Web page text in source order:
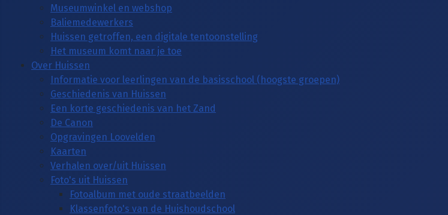
Museumwinkel en webshop
Baliemedewerkers
Huissen getroffen, een digitale tentoonstelling
Het museum komt naar je toe
Over Huissen
Informatie voor leerlingen van de basisschool (hoogste groepen)
Geschiedenis van Huissen
Een korte geschiedenis van het Zand
De Canon
Opgravingen Loovelden
Kaarten
Verhalen over/uit Huissen
Foto's uit Huissen
Fotoalbum met oude straatbeelden
Klassenfoto's van de Huishoudschool